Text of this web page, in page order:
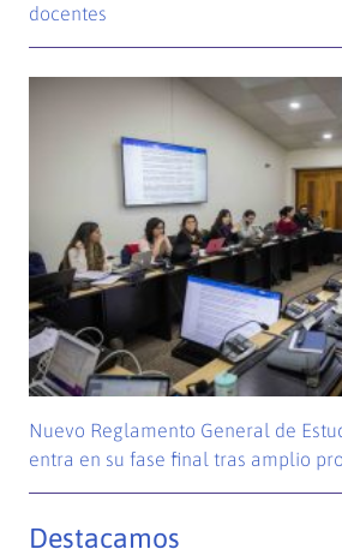
docentes
Nuevo Reglamento General de
entra en su fase final tras amplio
Destacamos